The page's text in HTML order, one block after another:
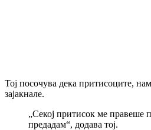
Тој посочува дека притисоците,
зајакнале.
„Секој притисок ме правеше
предадам“, додава тој.